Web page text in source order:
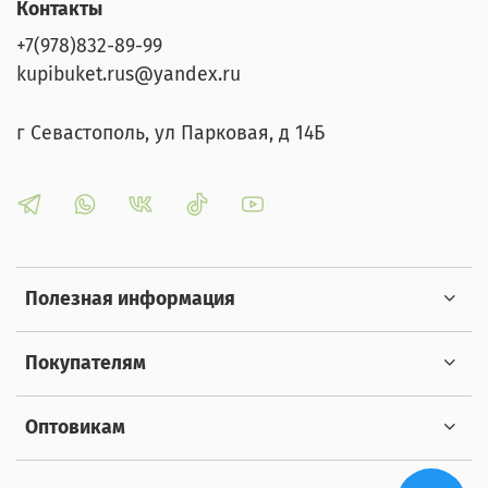
Полезная информация
Покупателям
Оптовикам
Контакты
+7(978)832-89-99
kupibuket.rus@yandex.ru
г Севастополь, ул Парковая, д 14Б